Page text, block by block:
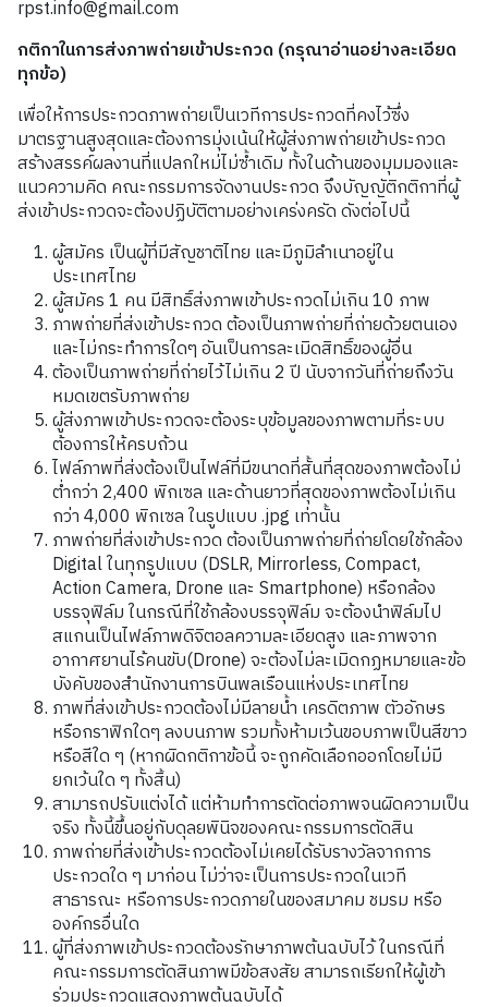
rpst.info@gmail.com
กติกาในการส่งภาพถ่ายเข้าประกวด (กรุณาอ่านอย่างละเอียด
ทุกข้อ)
เพื่อให้การประกวดภาพถ่ายเป็นเวทีการประกวดที่คงไว้ซึ่ง
มาตรฐานสูงสุดและต้องการมุ่งเน้นให้ผู้ส่งภาพถ่ายเข้าประกวด
สร้างสรรค์ผลงานที่แปลกใหม่ไม่ซ้ำเดิม ทั้งในด้านของมุมมองและ
แนวความคิด คณะกรรมการจัดงานประกวด จึงบัญญัติกติกาที่ผู้
ส่งเข้าประกวดจะต้องปฏิบัติตามอย่างเคร่งครัด ดังต่อไปนี้
ผู้สมัคร เป็นผู้ที่มีสัญชาติไทย และมีภูมิลำเนาอยู่ใน
ประเทศไทย
ผู้สมัคร1 คนมีสิทธิ์ส่งภาพเข้าประกวดไม่เกิน10 ภาพ
ภาพถ่ายที่ส่งเข้าประกวดต้องเป็นภาพถ่ายที่ถ่ายด้วยตนเอง
และไม่กระทำการใดๆอันเป็นการละเมิดสิทธิ์ของผู้อื่น
ต้องเป็นภาพถ่ายที่ถ่ายไว้ไม่เกิน 2 ปี นับจากวันที่ถ่ายถึงวัน
หมดเขตรับภาพถ่าย
ผู้ส่งภาพเข้าประกวดจะต้องระบุข้อมูลของภาพตามที่ระบบ
ต้องการให้ครบถ้วน
ไฟล์ภาพที่ส่งต้องเป็นไฟล์ที่มีขนาดที่สั้นที่สุดของภาพต้องไม่
ต่ำกว่า 2,400 พิกเซล และด้านยาวที่สุดของภาพต้องไม่เกิน
กว่า4,000 พิกเซล ในรูปแบบ.jpg เท่านั้น
ภาพถ่ายที่ส่งเข้าประกวด ต้องเป็นภาพถ่ายที่ถ่ายโดยใช้กล้อง
Digitalในทุกรูปแบบ (DSLR, Mirrorless, Compact,
Action Camera, Drone และ Smartphone) หรือกล้อง
บรรจุฟิล์ม ในกรณีที่ใช้กล้องบรรจุฟิล์ม จะต้องนำฟิล์มไป
สแกนเป็นไฟล์ภาพดิจิตอลความละเอียดสูง และภาพจาก
อากาศยานไร้คนขับ(Drone)จะต้องไม่ละเมิดกฏหมายและข้อ
บังคับของสำนักงานการบินพลเรือนแห่งประเทศไทย
ภาพที่ส่งเข้าประกวดต้องไม่มีลายน้ำ เครดิตภาพ ตัวอักษร
หรือกราฟิกใดๆ ลงบนภาพ รวมทั้งห้ามเว้นขอบภาพเป็นสีขาว
หรือสีใด ๆ (หากผิดกติกาข้อนี้ จะถูกคัดเลือกออกโดยไม่มี
ยกเว้นใด ๆ ทั้งสิ้น)
สามารถปรับแต่งได้ แต่ห้ามทำการตัดต่อภาพจนผิดความเป็น
จริง ทั้งนี้ขึ้นอยู่กับดุลยพินิจของคณะกรรมการตัดสิน
ภาพถ่ายที่ส่งเข้าประกวดต้องไม่เคยได้รับรางวัลจากการ
ประกวดใดๆ มาก่อนไม่ว่าจะเป็นการประกวดในเวที
สาธารณะ หรือการประกวดภายในของสมาคม ชมรม หรือ
องค์กรอื่นใด
ผู้ที่ส่งภาพเข้าประกวดต้องรักษาภาพต้นฉบับไว้ ในกรณีที่
คณะกรรมการตัดสินภาพมีข้อสงสัย สามารถเรียกให้ผู้เข้า
ร่วมประกวดแสดงภาพต้นฉบับได้